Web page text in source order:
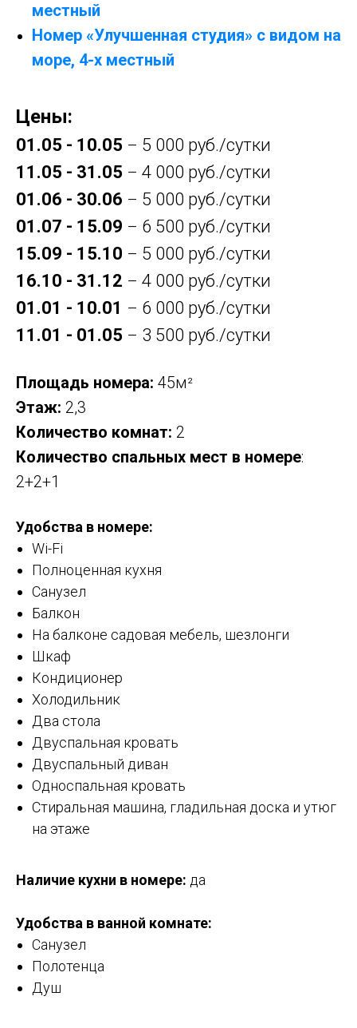
местный
Номер «Улучшенная студия» с видом на
море, 4-х местный
Цены:
01.05 - 10.05 – 5 000 руб./сутки
11.05 - 31.05 – 4 000 руб./сутки
01.06 - 30.06 – 5 000 руб./сутки
01.07 - 15.09 – 6 500 руб./сутки
15.09 - 15.10 – 5 000 руб./сутки
16.10 - 31.12 – 4 000 руб./сутки
01.01 - 10.01 – 6 000 руб./сутки
11.01 - 01.05 – 3 500 руб./сутки
Площадь номера: 45м²
Этаж: 2,3
Количество комнат: 2
Количество спальных мест в номере:
2+2+1
Удобства в номере:
Wi-Fi
Полноценная кухня
Санузел
Балкон
На балконе садовая мебель, шезлонги
Шкаф
Кондиционер
Холодильник
Два стола
Двуспальная кровать
Двуспальный диван
Односпальная кровать
Стиральная машина, гладильная доска и утюг
на этаже
Наличие кухни в номере: да
Удобства в ванной комнате:
Санузел
Полотенца
Душ